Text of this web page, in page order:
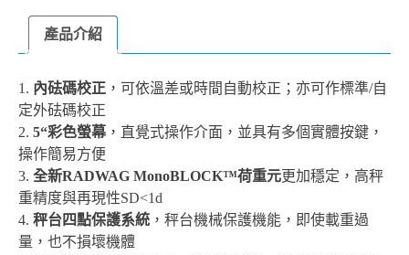
產品介紹
1. 內砝碼校正 ，可依溫差或時間自動校正；亦可作標準/自
定外砝碼校正
2. 5“彩色螢幕，直覺式操作介面，並具有多個實體按鍵，
操作簡易方便
3. 全新RADWAG MonoBLOCK™荷重元更加穩定，高秤
重精度與再現性SD<1d
4. 秤台四點保護系統 ，秤台機械保護機能，即使載重過
量，也不損壞機體